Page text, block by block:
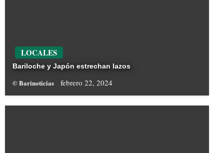
LOCALES
Bariloche y Japón estrechan lazos
© Barinoticias febrero 22, 2024